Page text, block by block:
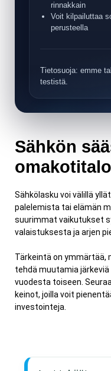
rinnakkain
Voit kilpailuttaa
perusteella
Tietosuoja: emme
testistä.
Sähkön
Sähkölasku voi välillä
palelemista tai elämän
suurimmat vaikutukset
valaistuksesta ja arjen
Tärkeintä on ymmärtää,
tehdä muutamia
vuodesta toiseen.
keinot, joilla voit
investointeja.